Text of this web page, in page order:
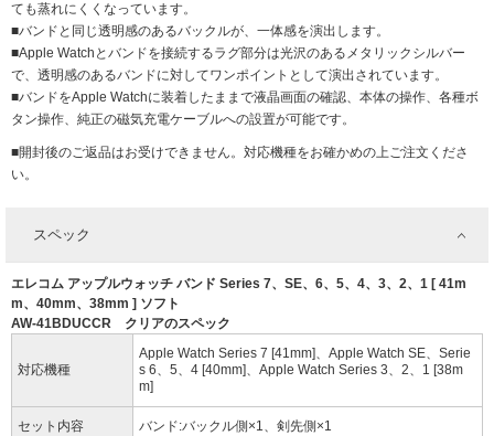
ても蒸れにくくなっています。
■バンドと同じ透明感のあるバックルが、一体感を演出します。
■Apple Watchとバンドを接続するラグ部分は光沢のあるメタリックシルバー
で、透明感のあるバンドに対してワンポイントとして演出されています。
■バンドをApple Watchに装着したままで液晶画面の確認、本体の操作、各種ボ
タン操作、純正の磁気充電ケーブルへの設置が可能です。
■開封後のご返品はお受けできません。対応機種をお確かめの上ご注文くださ
い。
スペック
エレコム アップルウォッチ バンド Series 7、SE、6、5、4、3、2、1 [ 41m
m、40mm、38mm ] ソフト
AW-41BDUCCR クリアのスペック
対応機種
Apple Watch Series 7 [41mm]、Apple Watch SE、Serie
s 6、5、4 [40mm]、Apple Watch Series 3、2、1 [38m
m]
セット内容 バンド:バックル側×1、剣先側×1